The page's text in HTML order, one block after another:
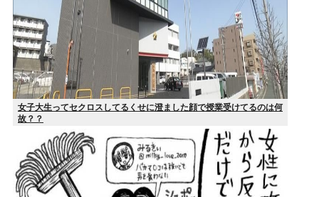
女子大生ってセクロスしてるくせに澄ました顔で授業受けてるのは何
故？？